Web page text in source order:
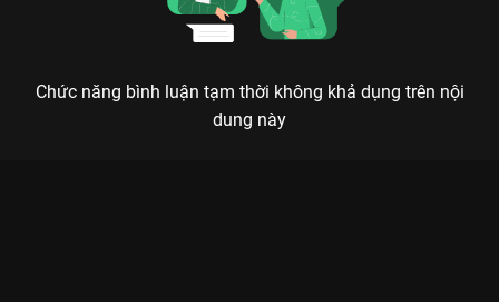
Chức năng bình luận tạm thời không khả dụng trên nội
dung này